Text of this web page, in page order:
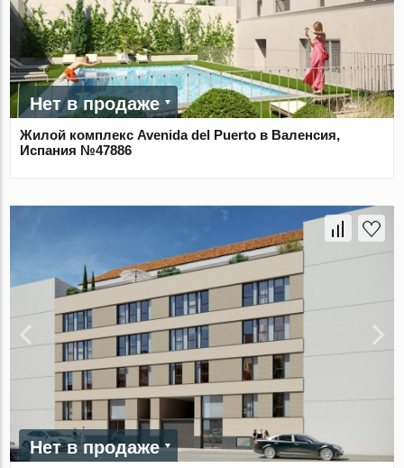
Нет в продаже
Жилой комплекс Avenida del Puerto в Валенсия,
Испания №47886
Нет в продаже